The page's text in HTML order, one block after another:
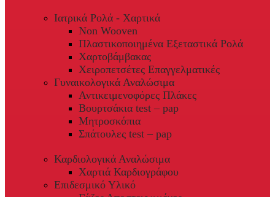
Ιατρικά Ρολά - Χαρτικά
Non Wooven
Πλαστικοποιημένα Εξεταστικά Ρολά
Χαρτοβάμβακας
Χειροπετσέτες Επαγγελματικές
Γυναικολογικά Αναλώσιμα
Αντικειμενοφόρες Πλάκες
Βουρτσάκια test – pap
Μητροσκόπια
Σπάτουλες test – pap
Καρδιολογικά Αναλώσιμα
Χαρτιά Καρδιογράφου
Επιδεσμικό Υλικό